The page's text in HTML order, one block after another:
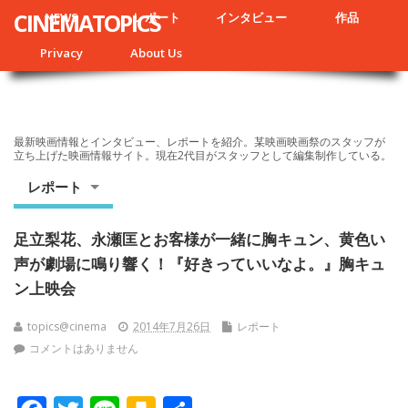
NEWS レポート インタビュー 作品
Privacy About Us
CINEMATOPICS
最新映画情報とインタビュー、レポートを紹介。某映画映画祭のスタッフが
立ち上げた映画情報サイト。現在2代目がスタッフとして編集制作している。
レポート
足立梨花、永瀬匡とお客様が一緒に胸キュン、黄色い
声が劇場に鳴り響く！『好きっていいなよ。』胸キュ
ン上映会
topics@cinema 2014年7月26日
レポート
コメントはありません